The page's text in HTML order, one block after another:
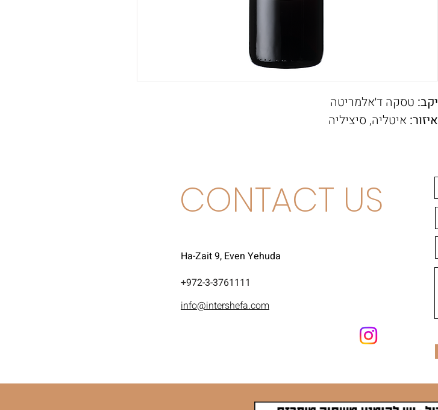
יקב: טסקה ד׳אלמריטה
איזור: איטליה, סיציליה
CONTACT US
Ha-Zait 9, Even Yehuda
972-3-3761111+
info@intershefa.com